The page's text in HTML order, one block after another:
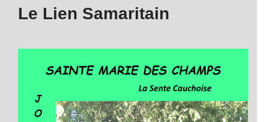
Le Lien Samaritain